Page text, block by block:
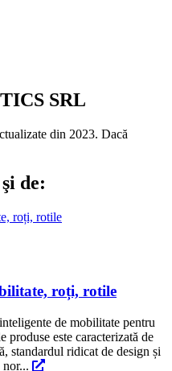
SRL
din 2023. Dacă
de:
roți, rotile
de mobilitate pentru
produse este caracterizată de
standardul ridicat de design și
nor...